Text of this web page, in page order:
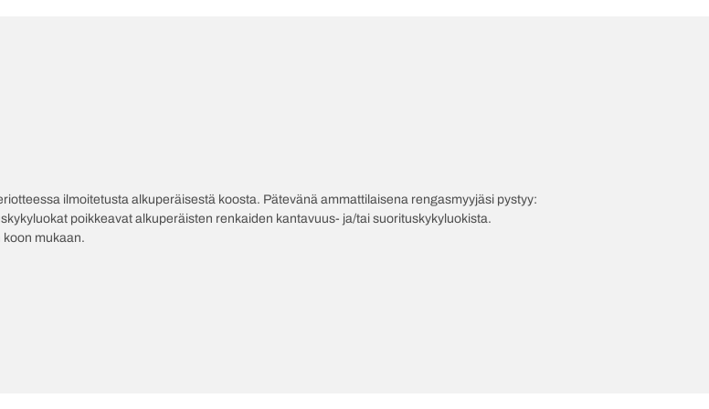
ilmoitetusta alkuperäisestä koosta. Pätevänä ammattilaisena rengasmyyjäsi pystyy:
poikkeavat alkuperäisten renkaiden kantavuus- ja/tai suorituskykyluokista.
mukaan.